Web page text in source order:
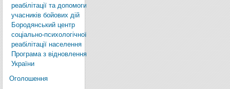
реабілітації та допомоги
учасників бойових дій
Бородянський центр
соціально-психологічної
реабілітації населення
Програма з відновлення
України
Оголошення